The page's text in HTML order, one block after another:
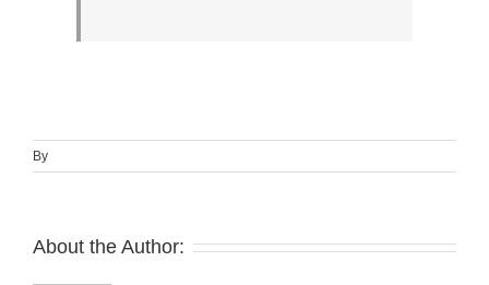
By
About the Author: